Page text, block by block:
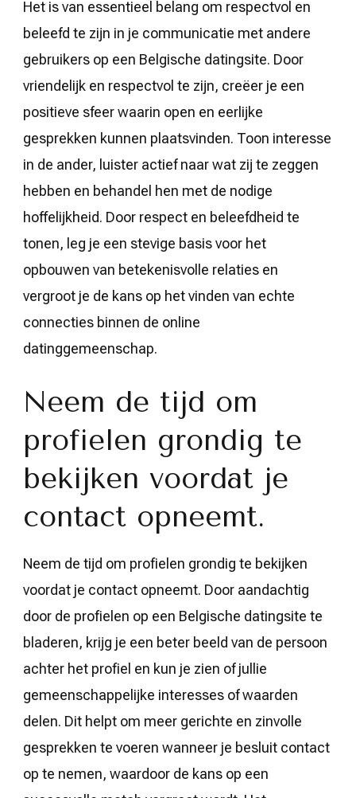
Het is van essentieel belang om respectvol en
beleefd te zijn in je communicatie met andere
gebruikers op een Belgische datingsite. Door
vriendelijk en respectvol te zijn, creëer je een
positieve sfeer waarin open en eerlijke
gesprekken kunnen plaatsvinden. Toon interesse
in de ander, luister actief naar wat zij te zeggen
hebben en behandel hen met de nodige
hoffelijkheid. Door respect en beleefdheid te
tonen, leg je een stevige basis voor het
opbouwen van betekenisvolle relaties en
vergroot je de kans op het vinden van echte
connecties binnen de online
datinggemeenschap.
Neem de tijd om
profielen grondig te
bekijken voordat je
contact opneemt.
Neem de tijd om profielen grondig te bekijken
voordat je contact opneemt. Door aandachtig
door de profielen op een Belgische datingsite te
bladeren, krijg je een beter beeld van de persoon
achter het profiel en kun je zien of jullie
gemeenschappelijke interesses of waarden
delen. Dit helpt om meer gerichte en zinvolle
gesprekken te voeren wanneer je besluit contact
op te nemen, waardoor de kans op een